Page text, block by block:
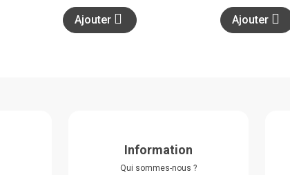
Ajouter Ajouter
Information
Qui sommes-nous ?